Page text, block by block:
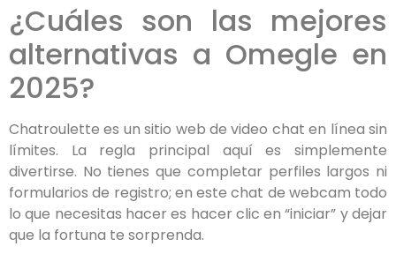
¿Cuáles son las mejores
alternativas a Omegle en
2025?
Chatroulette es un sitio web de video chat en línea sin
límites. La regla principal aquí es simplemente
divertirse. No tienes que completar perfiles largos ni
formularios de registro; en este chat de webcam todo
lo que necesitas hacer es hacer clic en “iniciar” y dejar
que la fortuna te sorprenda.